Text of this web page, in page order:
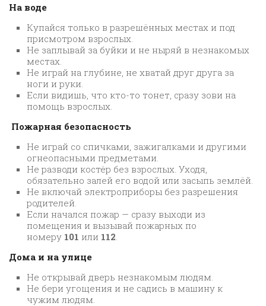
На воде
Купайся только в разрешённых местах и под
присмотром взрослых.
Не заплывай за буйки и не ныряй в незнакомых
местах.
Не играй на глубине, не хватай друг друга за
ноги и руки.
Если видишь, что кто-то тонет, сразу зови на
помощь взрослых.
Пожарная безопасность
Не играй со спичками, зажигалками и другими
огнеопасными предметами.
Не разводи костёр без взрослых. Уходя,
обязательно залей его водой или засыпь землёй.
Не включай электроприборы без разрешения
родителей.
Если начался пожар — сразу выходи из
помещения и вызывай пожарных по
номеру 101 или 112
Дома и на улице
Не открывай дверь незнакомым людям.
Не бери угощения и не садись в машину к
чужим людям.